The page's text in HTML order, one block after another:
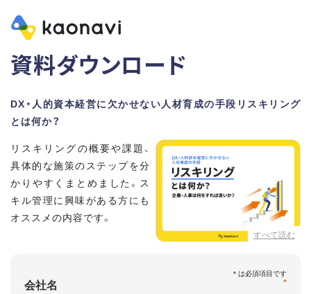
資料ダウンロード
DX・人的資本経営に欠かせない人材育成の手段リスキリング
とは何か？
すべて読む
リスキリングの概要や課題、
具体的な施策のステップを分
かりやすくまとめました。ス
キル管理に興味がある方にも
オススメの内容です。
・リスキリングに取り組むメリット
*
会社名